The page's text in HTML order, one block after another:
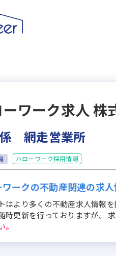
ワーク求人株
網走営業所
ハローワーク採用情報
ークの不動産関連の求
はより多くの不動産求人情報
時更新を行っておりますが、
。